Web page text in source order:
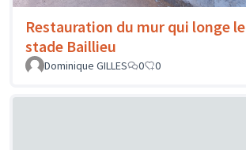
Restauration du mur qui longe le
stade Baillieu
Dominique GILLES
0 0